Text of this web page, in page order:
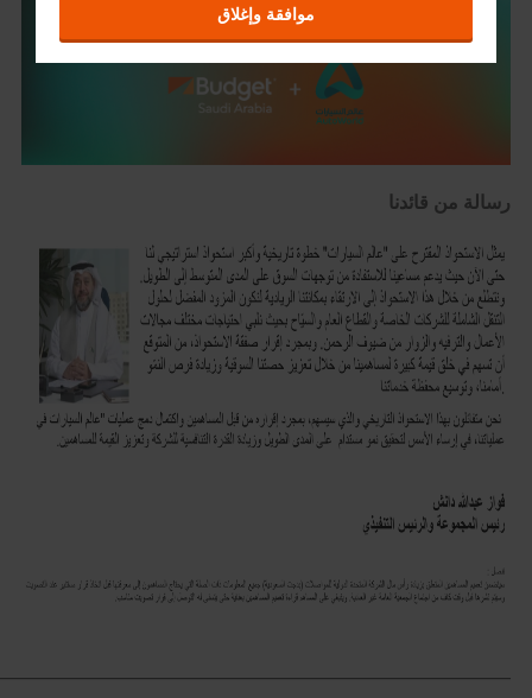
رسالة من قائدنا
موافقة وإغلاق